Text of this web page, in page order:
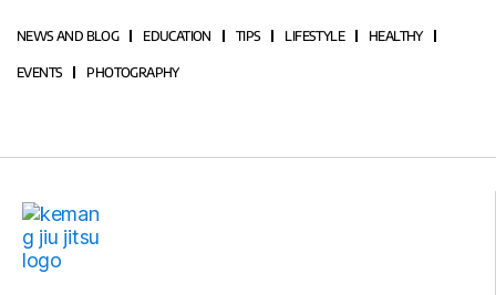
NEWS AND BLOG EDUCATION TIPS LIFESTYLE HEALTHY
EVENTS PHOTOGRAPHY